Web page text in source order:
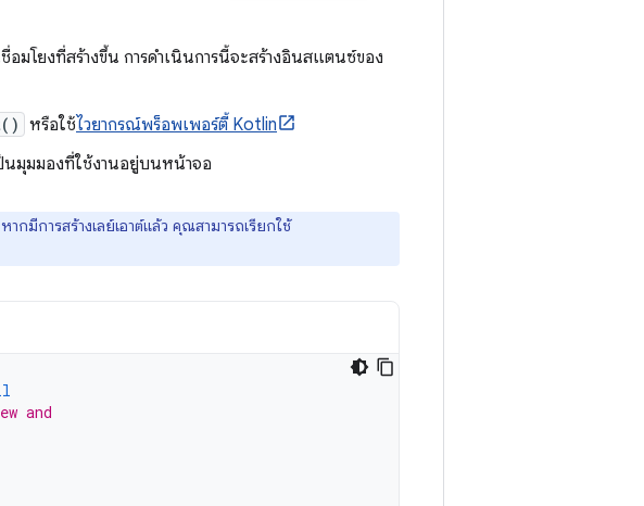
อมโยงที่สร้างขึ้น การดำเนินการนี้จะสร้างอินสแตนซ์ของ
หรือใช้ไวยากรณ์พร็อพเพอร์ตี้ Kotlin
นมุมมองที่ใช้งานอยู่บนหน้าจอ
กมีการสร้างเลย์เอาต์แล้ว คุณสามารถเรียกใช้
and